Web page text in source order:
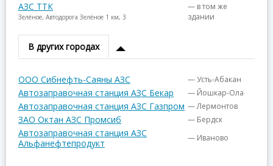
АЗС ТТК
Зелёное, Автодорога Зелёное 1 км, 3
— в том же
здании
В других городах
ООО Сибнефть-Саяны АЗС — Усть-Абакан
Автозаправочная станция АЗС Бекар — Йошкар-Ола
Автозаправочная станция АЗС Газпром — Лермонтов
ЗАО Октан АЗС Промсиб — Бердск
Автозаправочная станция АЗС
Альфанефтепродукт
— Иваново